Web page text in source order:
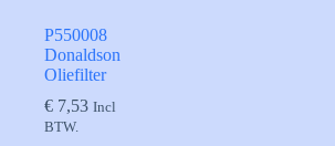
P550008
Donaldson
Oliefilter
€ 7,53 Incl
BTW.